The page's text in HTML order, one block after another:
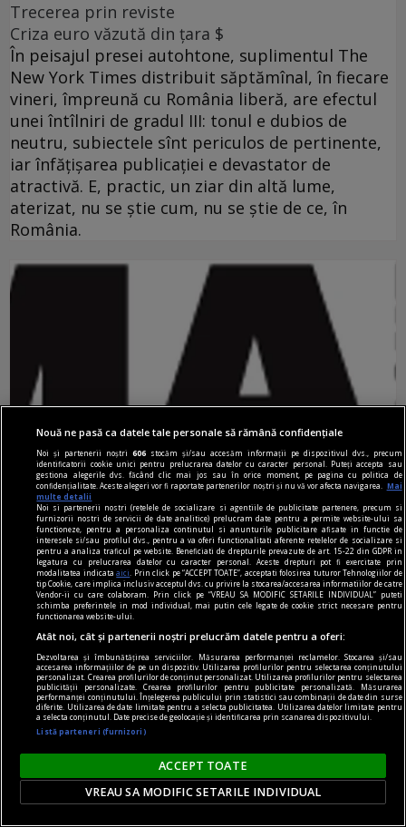
Trecerea prin reviste
Criza euro văzută din ţara $
În peisajul presei autohtone, suplimentul The
New York Times distribuit săptămînal, în fiecare
vineri, împreună cu România liberă, are efectul
unei întîlniri de gradul III: tonul e dubios de
neutru, subiectele sînt periculos de pertinente,
iar înfăţişarea publicaţiei e devastator de
atractivă. E, practic, un ziar din altă lume,
aterizat, nu se ştie cum, nu se ştie de ce, în
România.
uichendist.ro
Unde-i uichendistul? La Băgău, cu Florin Toma
Cîndva, prin toamnă, m-am culcuşit cu neştire de
altceva la subţioara Ardealului, dată cu
deodorant de lemn crud, de bălegar, de boabă
de strugure strivită în teasc şi amirosind a pîine
coaptă în frunză de varză pe vatra din curte.
Eugen ISTODOR
Nouă ne pasă ca datele tale personale să rămână confidențiale
Noi și partenerii noștri606 stocăm și/sau accesăm informații pe dispozitivul dvs., precum
identificatorii cookie unici pentru prelucrarea datelor cu caracter personal. Puteți accepta sau
gestiona alegerile dvs. făcând clic mai jos sau în orice moment, pe pagina cu politica de
confidențialitate. Aceste alegeri vor fi raportate partenerilor noștri și nu vă vor afecta navigarea.
Mai
multe detalii
Noi si partenerii nostri (retelele de socializare si agentiile de publicitate partenere, precum si
furnizorii nostri de servicii de date analitice) prelucram date pentru a permite website-ului sa
functioneze, pentru a personaliza continutul si anunturile publicitare afisate in functie de
interesele si/sau profilul dvs., pentru a va oferi functionalitati aferente retelelor de socializare si
pentru a analiza traficul pe website. Beneficiati de drepturile prevazute de art. 15-22 din GDPR in
legatura cu prelucrarea datelor cu caracter personal. Aceste drepturi pot fi exercitate prin
modalitatea indicataaici
. Prin click pe “ACCEPT TOATE”, acceptati folosirea tuturor Tehnologiilor de
tip Cookie, care implica inclusiv acceptul dvs. cu privire la stocarea/accesarea informatiilor de catre
Vendor-ii cu care colaboram. Prin click pe “VREAU SA MODIFIC SETARILE INDIVIDUAL” puteti
schimba preferintele in mod individual, mai putin cele legate de cookie strict necesare pentru
functionarea website-ului.
Atât noi, cât și partenerii noștri prelucrăm datele pentru a oferi:
Dezvoltarea și îmbunătățirea serviciilor. Măsurarea performanței reclamelor. Stocarea și/sau
accesarea informațiilor de pe un dispozitiv. Utilizarea profilurilor pentru selectarea conținutului
personalizat. Crearea profilurilor de conținut personalizat. Utilizarea profilurilor pentru selectarea
publicității personalizate. Crearea profilurilor pentru publicitate personalizată. Măsurarea
performanței conținutului. Înțelegerea publicului prin statistici sau combinații de date din surse
diferite. Utilizarea de date limitate pentru a selecta publicitatea. Utilizarea datelor limitate pentru
a selecta conținutul. Date precise de geolocație și identificarea prin scanarea dispozitivului.
Listă parteneri (furnizori)
ACCEPT TOATE
VREAU SA MODIFIC SETARILE INDIVIDUAL